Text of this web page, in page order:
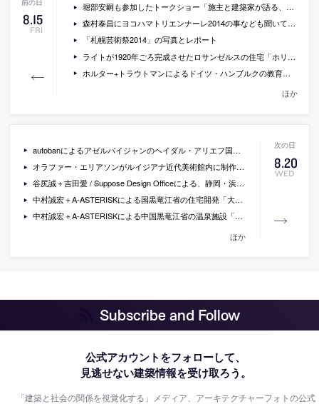
8.15
FRI
堀部安嗣も参加したトークショー「施主と建築家が語る、竣工から1年後の〈阿佐ヶ谷の書庫〉」の動画
森村泰昌にヨコハマトリエンナーレ2014の事なども聞いているインタビュー記事「常識の裏にあるアートの魅力をあぶり出す」
「札幌芸術祭2014」の写真とレポート
ライトが1920年ごろ完成させたロサンゼルスの住宅「ホリーホック・ハウス」の修復が完了
ホルター+トラウトマンによるドイツ・ハンブルクの教育センターの写真など
ほか
8.20
WED
autobanによるアゼルバイジャンのヘイダル・アリエフ国際空港のインテリアの写真
オラファー・エリアソンがルイジアナ近代美術館内に制作した小川のようなインスタレーション「riverbed」の写真
谷尻誠＋吉田愛 / Suppose Design Officeによる、静岡・浜松の商業施設nicoe内の遊具「くるりの森」の写真
中村誠宏＋A-ASTERISKによる国黒竜江省の住宅開発「大慶都市左岸」
中村誠宏＋A-ASTERISKによる中国黒竜江省の温泉施設「チチハル鶴之湯温泉」
ほか
Subscribe and Follow
公式アカウントをフォローして、
見逃せない建築情報を受け取ろう。
「建築と社会の関係を視覚化する」メディア、アーキテクチャーフォトの公式